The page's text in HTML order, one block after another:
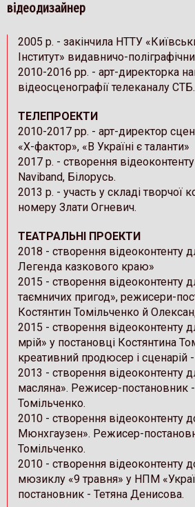
відеодизайнер
2005 р. - закінчила НТТУ
Інститут» видавничо-
2010-2016 рр. - арт-директорка
відеосценографії телеканалу СТБ.
ТЕЛЕПРОЕКТИ
2010-2017 рр. - арт-директор
«Х-фактор», «В Україні є таланти»
2017 р. - створення
Naviband, Білорусь.
2013 р. - участь у складі творчої
номеру Злати Огневич.
ТЕАТРАЛЬНІ ПРОЕКТИ
2018 - створення відеоконтенту
Легенда казкового краю»
2015 - створення відеоконтенту
таємничих пригод», режисери-
Костянтин Томільченко й
2015 - створення відеоконтенту
мрій» у постановці Костянтина
креативний продюсер і сценарій
2013 - створення відеоконтенту
масляна». Режисер-постановник
Томільченко.
2010 - створення відеоконтенту
Мюнхгаузен». Режисер-
Томільченко.
2010 - створення відеоконтенту
мюзиклу «9 травня» у НПМ
постановник - Тетяна Денисова.